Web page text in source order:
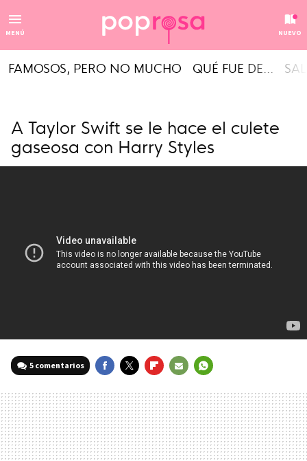
MENÚ NUEVO
FAMOSOS, PERO NO MUCHO QUÉ FUE DE...
A Taylor Swift se le hace el culete
gaseosa con Harry Styles
5 comentarios
MAIL